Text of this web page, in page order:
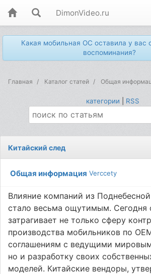
DimonVideo.ru
Какая мобильная ОС оставила у вас
воспоминания?
Главная Каталог статей Общая
категории RSS
Китайский след
Общая информация Verccety
Влияние компаний из
стало весьма ощутимым. Сегодня
затрагивает не только сферу
производства мобильников по
соглашениям с ведущими
но и разработку своих
моделей. Китайские вендоры,